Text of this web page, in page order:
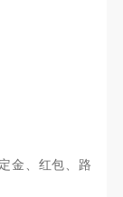
金、红包、路